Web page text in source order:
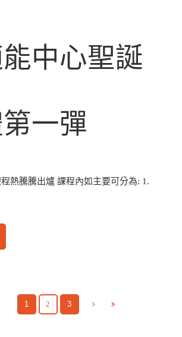
中心聖誕
一彈
熱騰騰出爐 課程內如主要可分為: 1.
1 2 3